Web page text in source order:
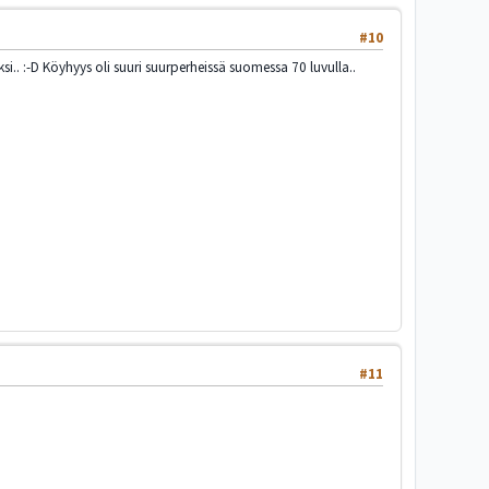
#10
:-D Köyhyys oli suuri suurperheissä suomessa 70 luvulla..
#11